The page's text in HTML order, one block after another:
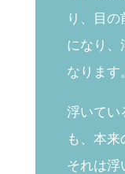
り、目
になり、
なります
浮いてい
も、本来
それは浮